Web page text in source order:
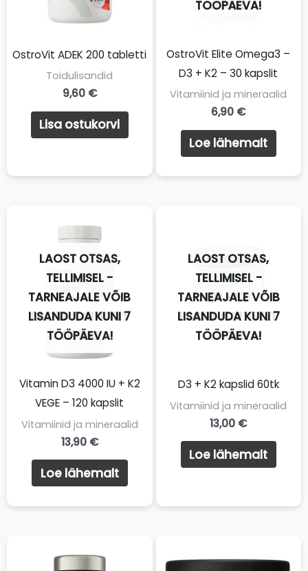
OstroVit ADEK 200 tabletti
Toidulisandid
9,60 €
Lisa ostukorvi
OTSAS
TÖÖPÄEVA!
OstroVit Elite Omega3 –
D3 + K2 – 30 kapslit
Vitamiinid ja mineraalid
6,90 €
Loe lähemalt
LAOST AJUTISELT
OTSAS
LAOST OTSAS,
TELLIMISEL -
TARNEAJALE VÕIB
LISANDUDA KUNI 7
TÖÖPÄEVA!
Vitamin D3 4000 IU + K2
VEGE – 120 kapslit
Vitamiinid ja mineraalid
13,90 €
Loe lähemalt
LAOST AJUTISELT
OTSAS
LAOST OTSAS,
TELLIMISEL -
TARNEAJALE VÕIB
LISANDUDA KUNI 7
TÖÖPÄEVA!
D3 + K2 kapslid 60tk
Vitamiinid ja mineraalid
13,00 €
Loe lähemalt